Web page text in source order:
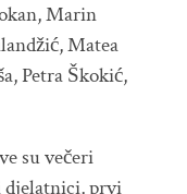
Marin
Matea
Petra Škokić,
su večeri
djelatnici, prvi